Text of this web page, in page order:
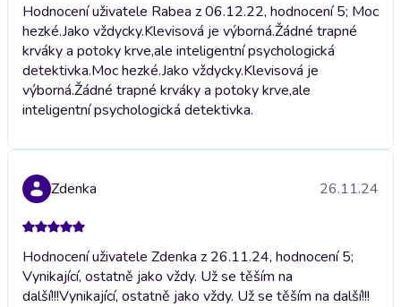
Hodnocení uživatele Rabea z 06.12.22, hodnocení 5; Moc
hezké.Jako vždycky.Klevisová je výborná.Žádné trapné
krváky a potoky krve,ale inteligentní psychologická
detektivka.Moc hezké.Jako vždycky.Klevisová je
výborná.Žádné trapné krváky a potoky krve,ale
inteligentní psychologická detektivka.
Zdenka 26.11.24
Hodnocení uživatele Zdenka z 26.11.24, hodnocení 5;
Vynikající, ostatně jako vždy. Už se těším na
další!!!Vynikající, ostatně jako vždy. Už se těším na další!!!